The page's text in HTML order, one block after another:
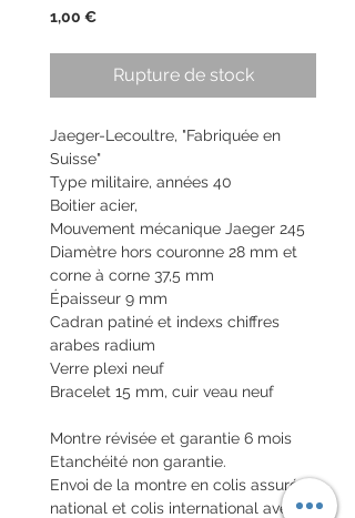
1,00 €Prix
Rupture de stock
Jaeger-Lecoultre, "Fabriquée en
Suisse"
Type militaire, années 40
Boitier acier,
Mouvement mécanique Jaeger 245
Diamètre hors couronne 28 mm et
corne à corne 37,5 mm
Épaisseur 9 mm
Cadran patiné et indexs chiffres
arabes radium
Verre plexi neuf
Bracelet 15 mm, cuir veau neuf
Montre révisée et garantie 6 mois
Etanchéité non garantie.
Envoi de la montre en colis assuré
national et colis international avec